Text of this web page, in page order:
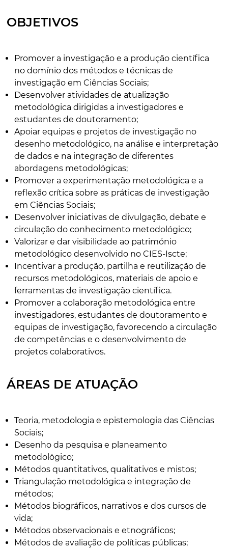
OBJETIVOS
Promover a investigação e a produção científica
no domínio dos métodos e técnicas de
investigação em Ciências Sociais;
Desenvolver atividades de atualização
metodológica dirigidas a investigadores e
estudantes de doutoramento;
Apoiar equipas e projetos de investigação no
desenho metodológico, na análise e interpretação
de dados e na integração de diferentes
abordagens metodológicas;
Promover a experimentação metodológica e a
reflexão crítica sobre as práticas de investigação
em Ciências Sociais;
Desenvolver iniciativas de divulgação, debate e
circulação do conhecimento metodológico;
Valorizar e dar visibilidade ao património
metodológico desenvolvido no CIES-Iscte;
Incentivar a produção, partilha e reutilização de
recursos metodológicos, materiais de apoio e
ferramentas de investigação científica.
Promover a colaboração metodológica entre
investigadores, estudantes de doutoramento e
equipas de investigação, favorecendo a circulação
de competências e o desenvolvimento de
projetos colaborativos.
ÁREAS DE ATUAÇÃO
Teoria, metodologia e epistemologia das Ciências
Sociais;
Desenho da pesquisa e planeamento
metodológico;
Métodos quantitativos, qualitativos e mistos;
Triangulação metodológica e integração de
métodos;
Métodos biográficos, narrativos e dos cursos de
vida;
Métodos observacionais e etnográficos;
Métodos de avaliação de políticas públicas;